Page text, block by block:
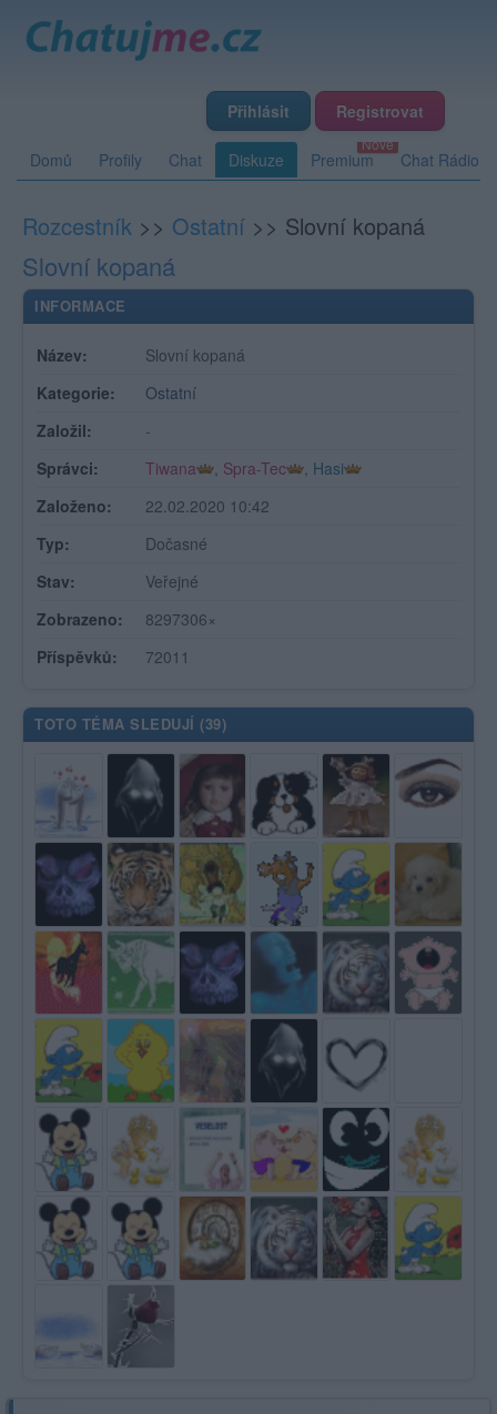
Přihlásit Registrovat
Domů Profily Chat Diskuze Premium Chat Rádio
Rozcestník >> Ostatní >> Slovní kopaná
Slovní kopaná
INFORMACE
Název:
Slovní kopaná
Kategorie:
Ostatní
Založil:
-
Správci:
Tiwana , Spra-Tec , Hasi
Založeno:
22.02.2020 10:42
Typ:
Dočasné
Stav:
Veřejné
Zobrazeno:
8297306×
Příspěvků:
72011
TOTO TÉMA SLEDUJÍ (39)